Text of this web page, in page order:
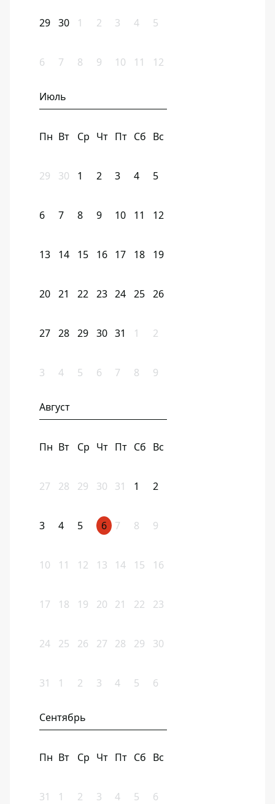
29 30 1 2 3 4 5
6 7 8 9 10 11 12
Июль
Пн Вт Ср Чт Пт Сб Вс
29 30 1 2 3 4 5
6 7 8 9 10 11 12
13 14 15 16 17 18 19
20 21 22 23 24 25 26
27 28 29 30 31 1 2
3 4 5 6 7 8 9
Август
Пн Вт Ср Чт Пт Сб Вс
27 28 29 30 31 1 2
3 4 5 6 7 8 9
10 11 12 13 14 15 16
17 18 19 20 21 22 23
24 25 26 27 28 29 30
31 1 2 3 4 5 6
Сентябрь
Пн Вт Ср Чт Пт Сб Вс
31 1 2 3 4 5 6